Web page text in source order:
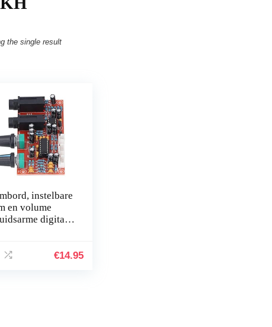
the single result
instelbare
en volume
digitale
€14.95